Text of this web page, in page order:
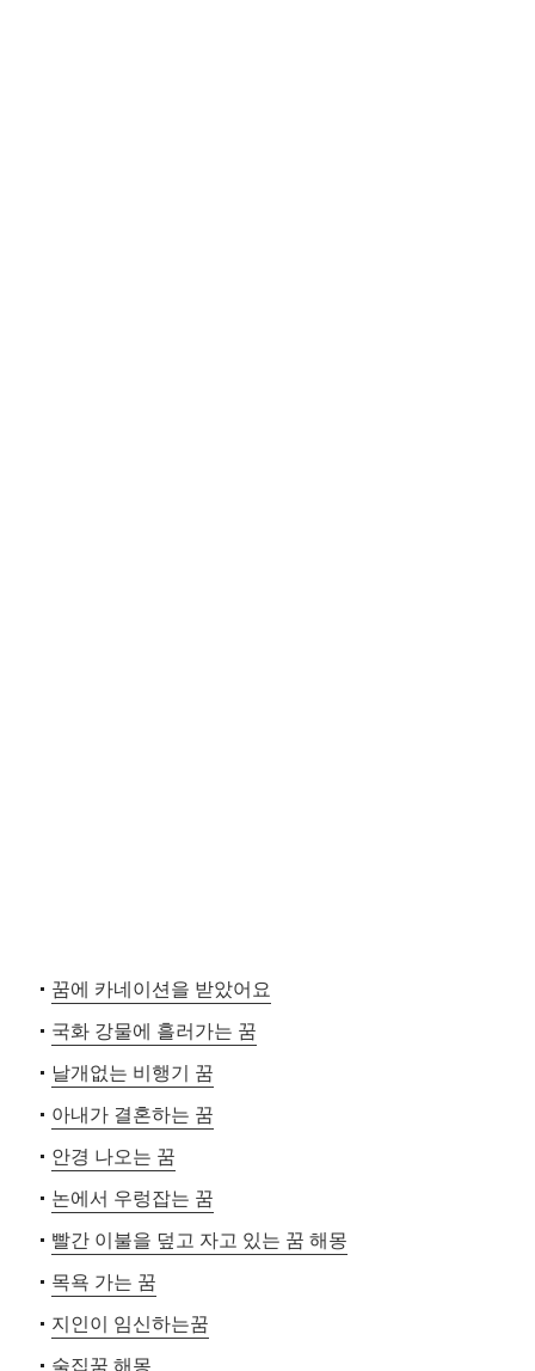
꿈에 카네이션을 받았어요
국화 강물에 흘러가는 꿈
날개없는 비행기 꿈
아내가 결혼하는 꿈
안경 나오는 꿈
논에서 우렁잡는 꿈
빨간 이불을 덮고 자고 있는 꿈 해몽
목욕 가는 꿈
지인이 임신하는꿈
술집꿈 해몽